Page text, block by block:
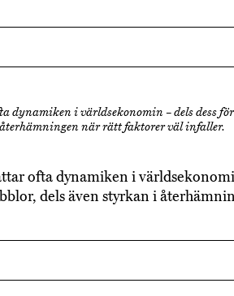
dynamiken i världsekonomin – dels dess
när rätt faktorer väl infaller.
ofta dynamiken i
dels även styrkan i